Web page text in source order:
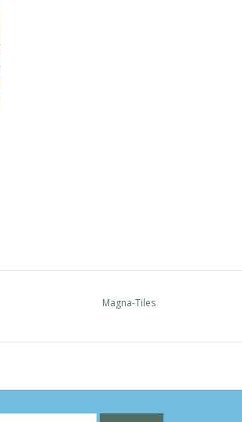
Magna-Tiles